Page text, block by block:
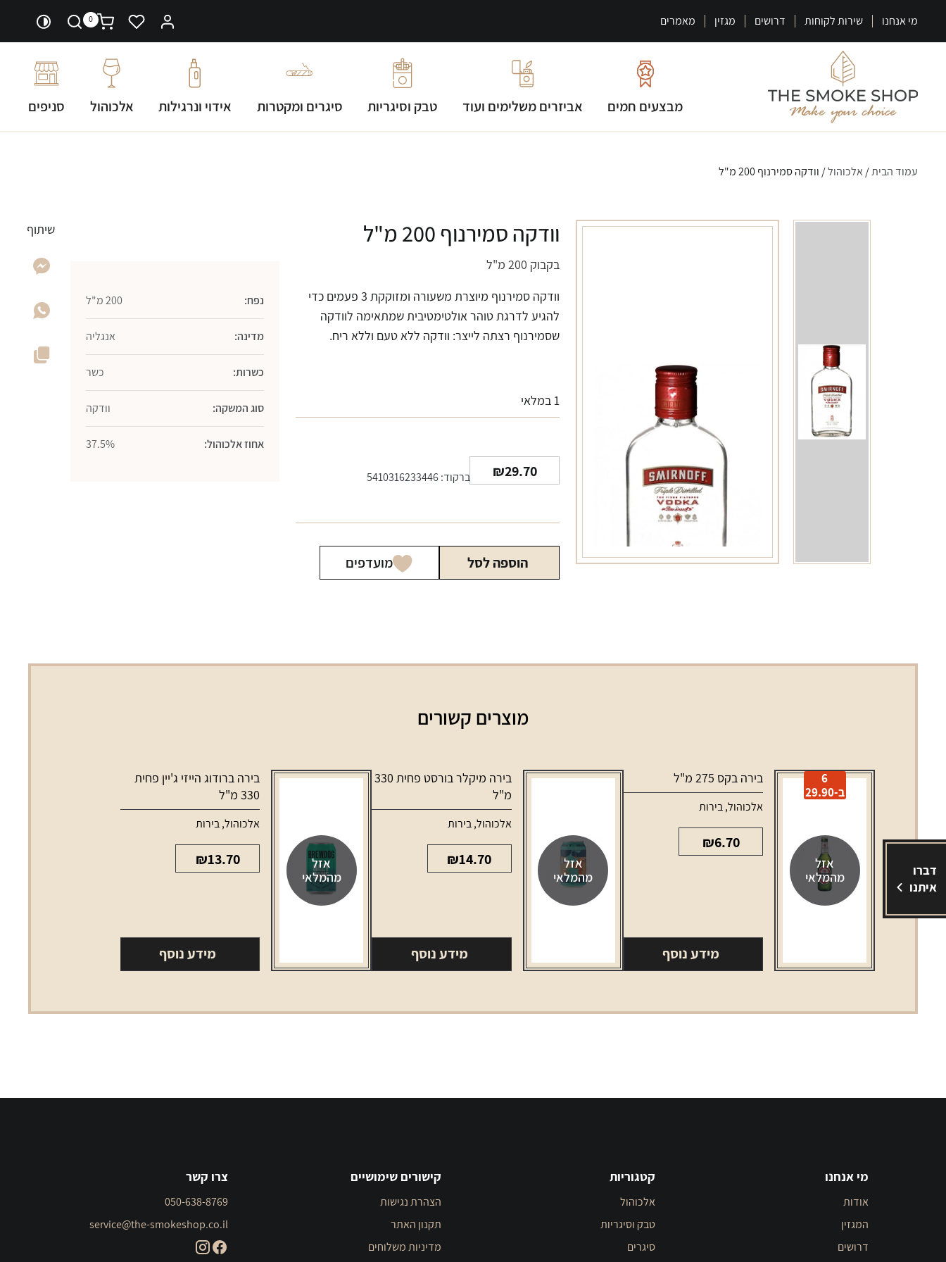
מי אנחנו שירות לקוחות דרושים מגזין מאמרים 0
מבצעים חמים אביזרים משלימים ועוד טבק וסיגריות סיגרים ומקטרות אידוי ונרגילות אלכוהול סניפים
דברו
איתנו
עמוד הבית/ אלכוהול/ וודקה סמירנוף 200 מ"ל
וודקה סמירנוף 200 מ"ל
בקבוק 200 מ"ל
וודקה סמירנוף מיוצרת משעורה ומזוקקת 3 פעמים כדי
להגיע לדרגת טוהר אולטימטיבית שמתאימה לוודקה
שסמירנוף רצתה לייצר: וודקה ללא טעם וללא ריח.
1 במלאי
₪29.70 ברקוד: 5410316233446
הוספה לסל מועדפים
נפח: 200 מ"ל
מדינה: אנגליה
כשרות: כשר
סוג המשקה: וודקה
אחוז אלכוהול: 37.5%
שיתוף
מוצרים קשורים
אזל
מהמלאי
6
ב-29.90
בירה בקס 275 מ"ל
אלכוהול,בירות
₪6.70
מידע נוסף
אזל
מהמלאי
בירה מיקלר בורסט פחית 330
מ"ל
אלכוהול,בירות
₪14.70
מידע נוסף
אזל
מהמלאי
בירה ברודוג הייזי ג'יין פחית
330 מ"ל
אלכוהול,בירות
₪13.70
מידע נוסף
מי אנחנו
אודות
המגזין
דרושים
קטגוריות
אלכוהול
טבק וסיגריות
סיגרים
קישורים שימושיים
הצהרת נגישות
תקנון האתר
מדיניות משלוחים
צרו קשר
050-638-8769
service@the-smokeshop.co.il